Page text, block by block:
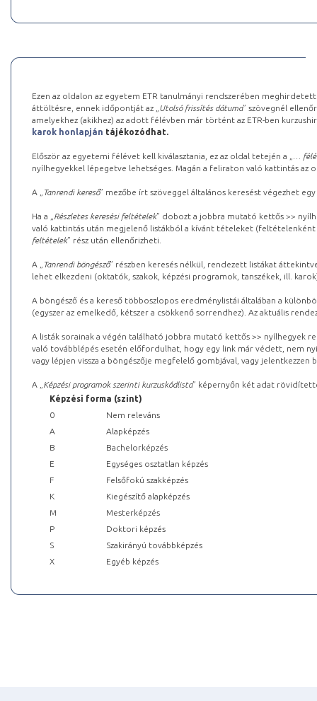
Ezen az oldalon az egyetem ETR tanulmányi rendszerében
áttöltésre, ennek időpontját az „ Utolsó frissítés dátuma” szövegnél
amelyekhez (akikhez) az adott félévben már történt az ETR-ben
karok honlapján tájékozódhat.
Először az egyetemi félévet kell kiválasztania, ez az oldal tetején a „
…
nyílhegyekkel lépegetve lehetséges. Magán a feliraton való kattintás az
A „ Tanrendi kereső” mezőbe írt szöveggel általános keresést végezhet
Ha a „ Részletes keresési feltételek” dobozt a jobbra mutató kettős >>
való kattintás után megjelenő listákból a kívánt tételeket (feltételenként
feltételek” rész után ellenőrizheti.
A „ Tanrendi böngésző” részben keresés nélkül, rendezett listákat
lehet elkezdeni (oktatók, szakok, képzési programok, tanszékek, ill.
A böngésző és a kereső többoszlopos eredménylistái általában a
(egyszer az emelkedő, kétszer a csökkenő sorrendhez). Az aktuális
A listák sorainak a végén található jobbra mutató kettős >> nyílhegyek
való továbblépés esetén előfordulhat, hogy egy link már védett, nem
vagy lépjen vissza a böngészője megfelelő gombjával, vagy
A „ Képzési programok szerinti kurzuskódlista” képernyőn két adat
Képzési forma (szint)
0
Nem releváns
A
Alapképzés
B
Bachelorképzés
E
Egységes osztatlan képzés
F
Felsőfokú szakképzés
K
Kiegészítő alapképzés
M
Mesterképzés
P
Doktori képzés
S
Szakirányú továbbképzés
X
Egyéb képzés